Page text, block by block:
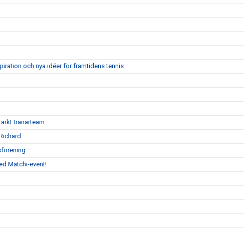
och nya idéer för framtidens tennis
tränarteam
Matchi-event!